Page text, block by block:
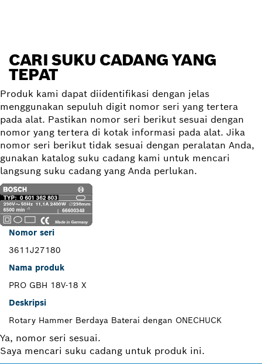
CARI SUKU CADANG YANG
TEPAT
Produk kami dapat diidentifikasi dengan jelas
menggunakan sepuluh digit nomor seri yang tertera
pada alat. Pastikan nomor seri berikut sesuai dengan
nomor yang tertera di kotak informasi pada alat. Jika
nomor seri berikut tidak sesuai dengan peralatan Anda,
gunakan katalog suku cadang kami untuk mencari
langsung suku cadang yang Anda perlukan.
Nomor seri
3611J27180
Nama produk
PRO GBH 18V-18 X
Deskripsi
Rotary Hammer Berdaya Baterai dengan ONECHUCK
Ya, nomor seri sesuai.
Saya mencari suku cadang untuk produk ini.